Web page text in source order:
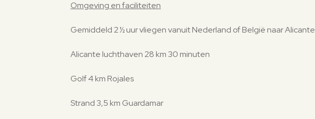
Omgeving en faciliteiten
Gemiddeld 2 ½ uur vliegen vanuit Nederland of België naar Alicante
Alicante luchthaven 28 km 30 minuten
Golf 4 km Rojales
Strand 3,5 km Guardamar